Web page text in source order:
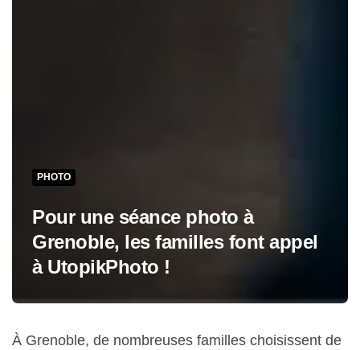
PHOTO
Pour une séance photo à
Grenoble, les familles font appel
à UtopikPhoto !
À Grenoble, de nombreuses familles choisissent de